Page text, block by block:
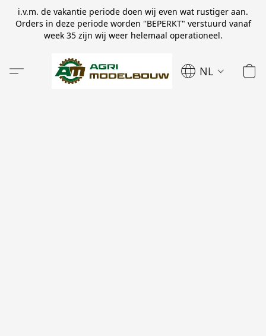
i.v.m. de vakantie periode doen wij even wat rustiger aan.
Orders in deze periode worden ''BEPERKT" verstuurd vanaf
week 35 zijn wij weer helemaal operationeel.
NL